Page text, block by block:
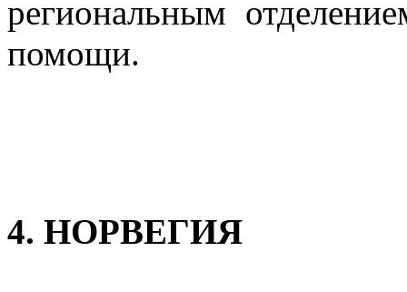
региональным
помощи.
4. НОРВЕГИЯ